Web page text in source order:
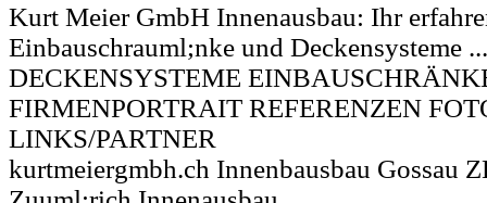
Kurt Meier GmbH Innenausbau: Ihr
Einbauschrauml;nke und Deckensysteme
DECKENSYSTEME
FIRMENPORTRAIT REFERENZEN
LINKS/PARTNER
kurtmeiergmbh.ch Innenbausbau Gossau